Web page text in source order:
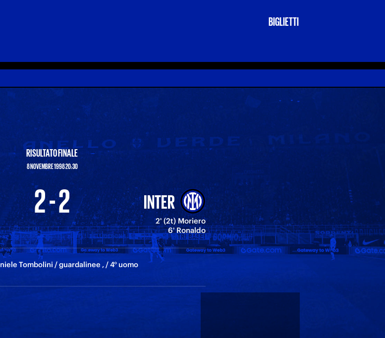
BIGLIETTI
RISULTATO FINALE
8 NOVEMBRE 1998 20:30
2 - 2 INTER
2' (2t) Moriero
6' Ronaldo
Tombolini / guardalinee , / 4° uomo